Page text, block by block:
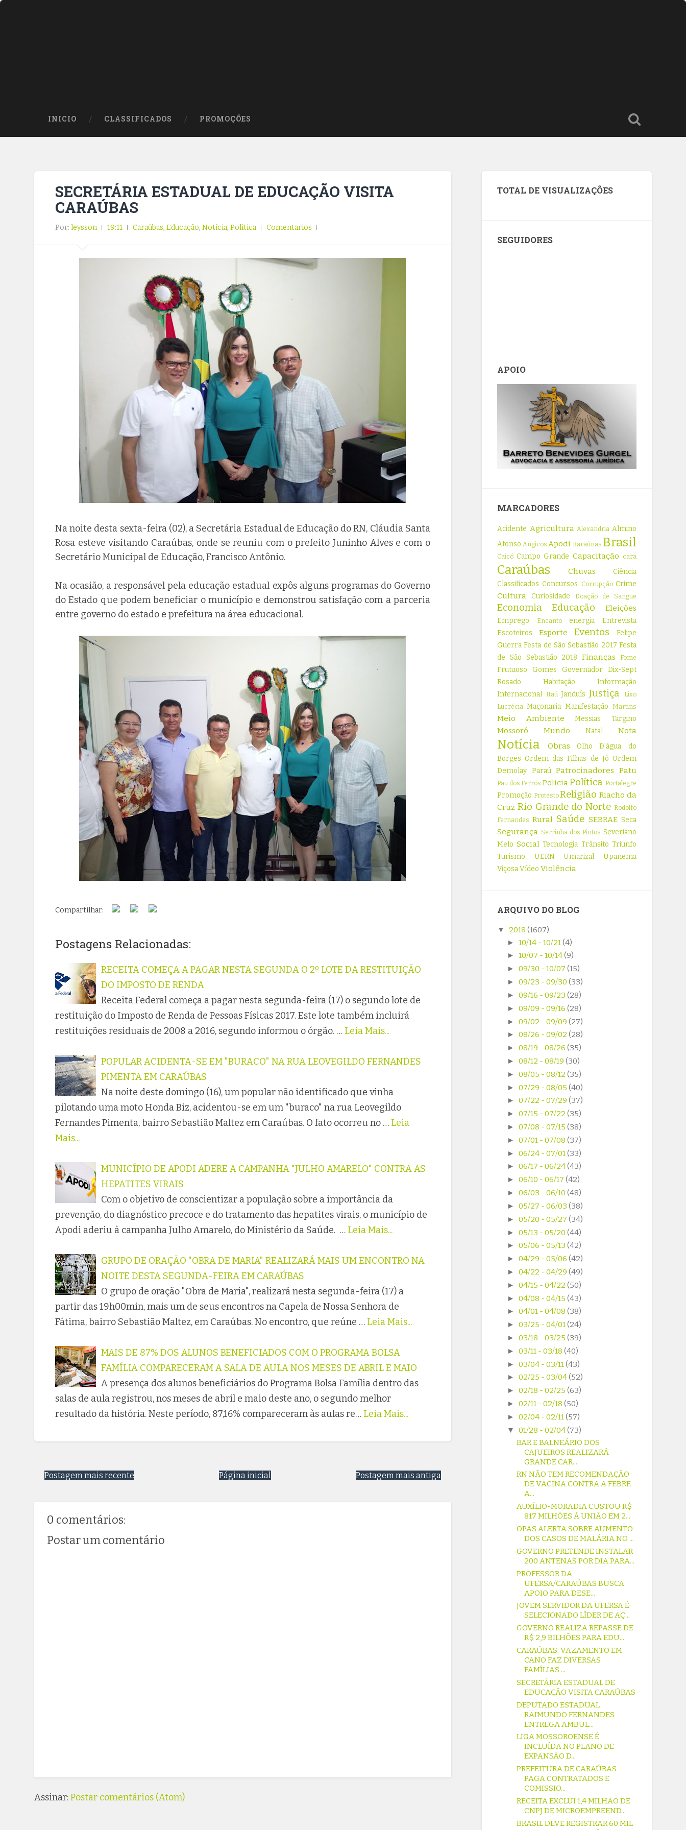
INICIO CLASSIFICADOS PROMOÇÕES
SECRETÁRIA ESTADUAL DE EDUCAÇÃO VISITA
CARAÚBAS
Por:leysson 19:11 Caraúbas,Educação,Notícia,Política Comentarios
Na noite desta sexta-feira (02), a Secretária Estadual de Educação do RN, Cláudia Santa
Rosa esteve visitando Caraúbas, onde se reuniu com o prefeito Juninho Alves e com o
Secretário Municipal de Educação, Francisco Antônio.
Na ocasião, a responsável pela educação estadual expôs alguns programas do Governo
do Estado que podem beneficiar o município e demonstrou satisfação com a parceria
entre governo do estado e prefeitura na área educacional.
Compartilhar:
Postagens Relacionadas:
RECEITA COMEÇA A PAGAR NESTA SEGUNDA O 2º LOTE DA RESTITUIÇÃO
DO IMPOSTO DE RENDA
Receita Federal começa a pagar nesta segunda-feira (17) o segundo lote de
restituição do Imposto de Renda de Pessoas Físicas 2017. Este lote também incluirá
restituições residuais de 2008 a 2016, segundo informou o órgão. … Leia Mais...
POPULAR ACIDENTA-SE EM "BURACO" NA RUA LEOVEGILDO FERNANDES
PIMENTA EM CARAÚBAS
Na noite deste domingo (16), um popular não identificado que vinha
pilotando uma moto Honda Biz, acidentou-se em um "buraco" na rua Leovegildo
Fernandes Pimenta, bairro Sebastião Maltez em Caraúbas. O fato ocorreu no … Leia
Mais...
MUNICÍPIO DE APODI ADERE A CAMPANHA "JULHO AMARELO" CONTRA AS
HEPATITES VIRAIS
Com o objetivo de conscientizar a população sobre a importância da
prevenção, do diagnóstico precoce e do tratamento das hepatites virais, o município de
Apodi aderiu à campanha Julho Amarelo, do Ministério da Saúde. … Leia Mais...
GRUPO DE ORAÇÃO "OBRA DE MARIA" REALIZARÁ MAIS UM ENCONTRO NA
NOITE DESTA SEGUNDA-FEIRA EM CARAÚBAS
O grupo de oração "Obra de Maria", realizará nesta segunda-feira (17) a
partir das 19h00min, mais um de seus encontros na Capela de Nossa Senhora de
Fátima, bairro Sebastião Maltez, em Caraúbas. No encontro, que reúne … Leia Mais...
MAIS DE 87% DOS ALUNOS BENEFICIADOS COM O PROGRAMA BOLSA
FAMÍLIA COMPARECERAM A SALA DE AULA NOS MESES DE ABRIL E MAIO
A presença dos alunos beneficiários do Programa Bolsa Família dentro das
salas de aula registrou, nos meses de abril e maio deste ano, o segundo melhor
resultado da história. Neste período, 87,16% compareceram às aulas re… Leia Mais...
Postagem mais recente Postagem mais antiga
Página inicial
0 comentários:
Postar um comentário
Assinar:Postar comentários (Atom)
TOTAL DE VISUALIZAÇÕES
SEGUIDORES
APOIO
MARCADORES
Acidente Agricultura Alexandria Almino
Afonso Angicos Apodi Baraúnas Brasil
Caicó Campo Grande Capacitação cara
Caraúbas Chuvas
Ciência
Classificados Concursos Corrupção Crime
Cultura Curiosidade Doação de Sangue
Economia Educação Eleições
Emprego Encanto energia
Entrevista
Escoteiros
Esporte Eventos
Felipe
Guerra Festa de São Sebastião 2017 Festa
de São Sebastião 2018 Finanças Fome
Frutuoso Gomes
Governador Dix-Sept
Rosado
Habitação
Informação
Internacional
Itaú Janduís Justiça
Lixo
Lucrécia Maçonaria Manifestação Martins
Meio Ambiente Messias Targino
Mossoró Mundo Natal Nota
Notícia Obras
Olho D'água do
Borges Ordem das Filhas de Jó Ordem
Demolay Paraú Patrocinadores Patu
Pau dos Ferros PoliciaPolítica Portalegre
Promoção ProtestoReligião Riacho da
Cruz Rio Grande do Norte Rodolfo
Fernandes Rural Saúde SEBRAE Seca
Segurança Serrinha dos Pintos Severiano
Melo Social Tecnologia Trânsito Triunfo
Turismo
UERN Umarizal
Upanema
ViçosaVídeo Violência
ARQUIVO DO BLOG
▼ 2018(1607)
► 10/14 - 10/21(4)
► 10/07 - 10/14(9)
► 09/30 - 10/07 (15)
► 09/23 - 09/30 (33)
► 09/16 - 09/23 (28)
► 09/09 - 09/16 (28)
► 09/02 - 09/09 (27)
► 08/26 - 09/02 (28)
► 08/19 - 08/26 (35)
► 08/12 - 08/19 (30)
► 08/05 - 08/12 (35)
► 07/29 - 08/05 (40)
► 07/22 - 07/29 (37)
► 07/15 - 07/22 (35)
► 07/08 - 07/15 (38)
► 07/01 - 07/08 (37)
► 06/24 - 07/01(33)
► 06/17 - 06/24(43)
► 06/10 - 06/17 (42)
► 06/03 - 06/10 (48)
► 05/27 - 06/03 (38)
► 05/20 - 05/27 (34)
► 05/13 - 05/20 (44)
► 05/06 - 05/13 (42)
► 04/29 - 05/06 (42)
► 04/22 - 04/29 (49)
► 04/15 - 04/22 (50)
► 04/08 - 04/15 (43)
► 04/01 - 04/08 (38)
► 03/25 - 04/01(24)
► 03/18 - 03/25 (39)
► 03/11 - 03/18 (40)
► 03/04 - 03/11(43)
► 02/25 - 03/04(52)
► 02/18 - 02/25 (63)
► 02/11 - 02/18 (50)
► 02/04 - 02/11(57)
▼ 01/28 - 02/04(73)
BAR E BALNEÁRIO DOS
CAJUEIROS REALIZARÁ
GRANDE CAR...
RN NÃO TEM RECOMENDAÇÃO
DE VACINA CONTRA A FEBRE
A...
AUXÍLIO-MORADIA CUSTOU R$
817 MILHÕES À UNIÃO EM 2...
OPAS ALERTA SOBRE AUMENTO
DOS CASOS DE MALÁRIA NO ...
GOVERNO PRETENDE INSTALAR
200 ANTENAS POR DIA PARA...
PROFESSOR DA
UFERSA/CARAÚBAS BUSCA
APOIO PARA DESE...
JOVEM SERVIDOR DA UFERSA É
SELECIONADO LÍDER DE AÇ...
GOVERNO REALIZA REPASSE DE
R$ 2,9 BILHÕES PARA EDU...
CARAÚBAS: VAZAMENTO EM
CANO FAZ DIVERSAS
FAMÍLIAS ...
SECRETÁRIA ESTADUAL DE
EDUCAÇÃO VISITA CARAÚBAS
DEPUTADO ESTADUAL
RAIMUNDO FERNANDES
ENTREGA AMBUL...
LIGA MOSSOROENSE É
INCLUÍDA NO PLANO DE
EXPANSÃO D...
PREFEITURA DE CARAÚBAS
PAGA CONTRATADOS E
COMISSIO...
RECEITA EXCLUI 1,4 MILHÃO DE
CNPJ DE MICROEMPREEND...
BRASIL DEVE REGISTRAR 60 MIL